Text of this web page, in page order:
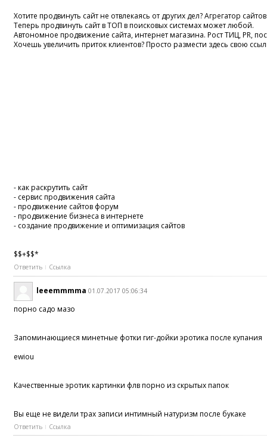
Хотите продвинуть сайт не отвлекаясь от других дел? Агрегатор
Теперь продвинуть сайт в ТОП в поисковых системах может любой.
Автономное продвижение сайта, интернет магазина. Рост ТИЦ, PR,
Хочешь увеличить приток клиентов? Просто размести здесь свою
- как раскрутить сайт
- сервис продвижения сайта
- продвижение сайтов форум
- продвижение бизнеса в интернете
- создание продвижение и оптимизация сайтов
$$+$$*
Ответить Ссылка
leeemmmma 01.07.2017 05:06:34
порно садо мазо
Запоминающиеся минетные фотки гиг-дойки эротика после купания
ewiou
Качественные эротик картинки флв порно из скрытых папок
Вы еще не видели трах записи интимный натуризм после букаке
Ответить Ссылка